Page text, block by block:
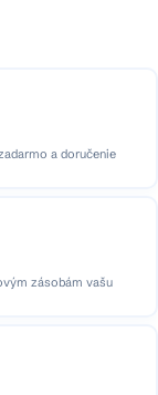
a doručenie
zásobám vašu